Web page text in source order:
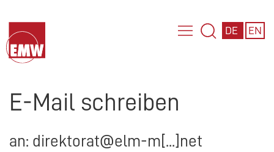
DE EN
E-Mail schreiben
an: direktorat@elm-m[...]net